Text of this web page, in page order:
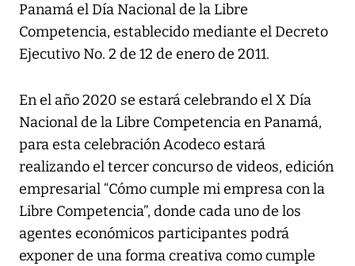
Panamá el Día Nacional de la Libre
Competencia, establecido mediante el Decreto
Ejecutivo No. 2 de 12 de enero de 2011.
En el año 2020 se estará celebrando el X Día
Nacional de la Libre Competencia en Panamá,
para esta celebración Acodeco estará
realizando el tercer concurso de videos, edición
empresarial “Cómo cumple mi empresa con la
Libre Competencia”, donde cada uno de los
agentes económicos participantes podrá
exponer de una forma creativa como cumple